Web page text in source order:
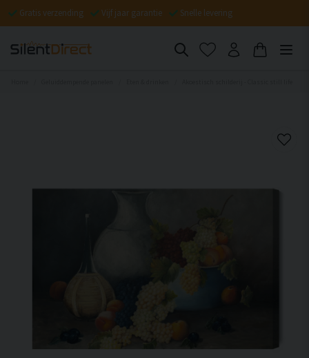
Gratis verzending Vijf jaar garantie Snelle levering